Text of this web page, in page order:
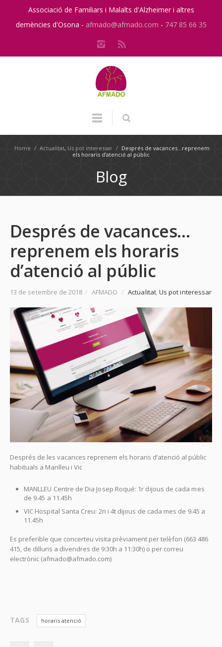
Associació de Familiars i Malalts d'Alzheimer i altres
demències d'Osona - afmado@afmado.com - 747 85 66 35
Home / Actualitat, Us pot interessar / Després de vacances…reprenem
els horaris d’atenció al públic
Blog
Després de vacances…
reprenem els horaris
d’atenció al públic
13 de setembre de 2018 / AFMADO / Actualitat,Us pot interessar
Després de les vacances reprenem els horaris d’atenció al públic
habituals a Manlleu i Vic
MANLLEU Centre de Dia Josep Roqué: 1r dijous de cada mes
de 9.45 a 11.45h
VIC Hospital Santa Creu: 2n i 4t dijous de cada mes de 9.45 a
11.45h
Es preferible que concerteu visita prèviament per telèfon (663 486
415, de dilluns a divendres de 9:30h a 11:30h) o per correu
electrònic (afmado@afmado.com)
TAGS horaris atenció